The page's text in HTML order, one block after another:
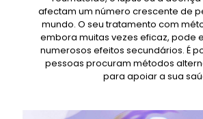
afectam um número crescente de
mundo. O seu tratamento com
embora muitas vezes eficaz, pode
numerosos efeitos secundários. É
pessoas procuram métodos
para apoiar a sua